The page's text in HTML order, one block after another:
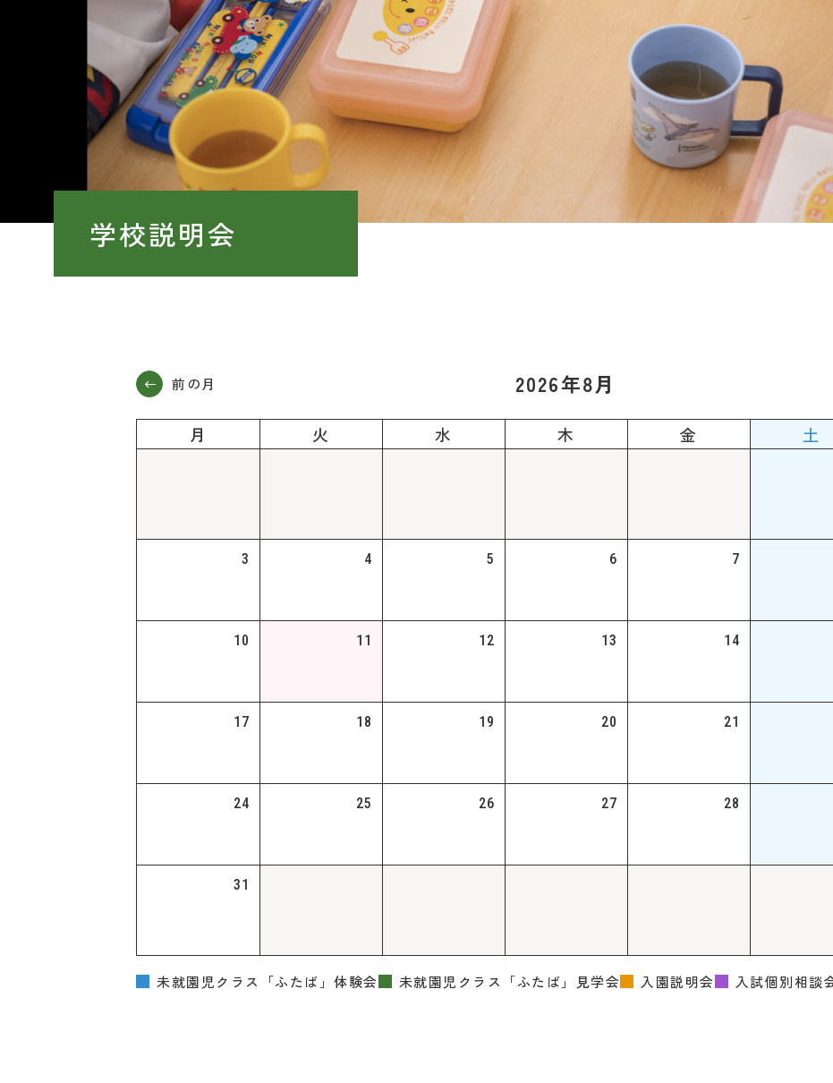
幼稚園の1日
わくドキプロジェクト
幼小連携カリキュラム
預かり保育について
入園案内
募集要項
転編入園案内
学校説明会
前の月 2026年8月
月 火 水 木 金 土
3 4 5 6 7
10 11 12 13 14
17 18 19 20 21
24 25 26 27 28
31
未就園児クラス「ふたば」体験会 未就園児クラス「ふたば」見学会 入園説明会 入試個別相談